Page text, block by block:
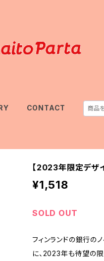
CONTACT
【2023年限定デザ
¥1,518
SOLD OUT
フィンランドの銀行の
に、2023年も待望の